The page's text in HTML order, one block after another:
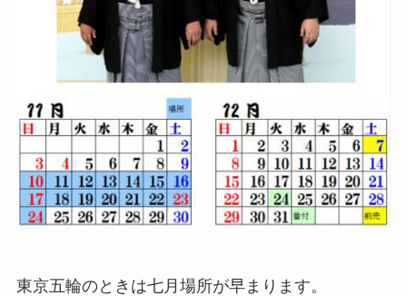
東京五輪のときは七月場所が早まります。